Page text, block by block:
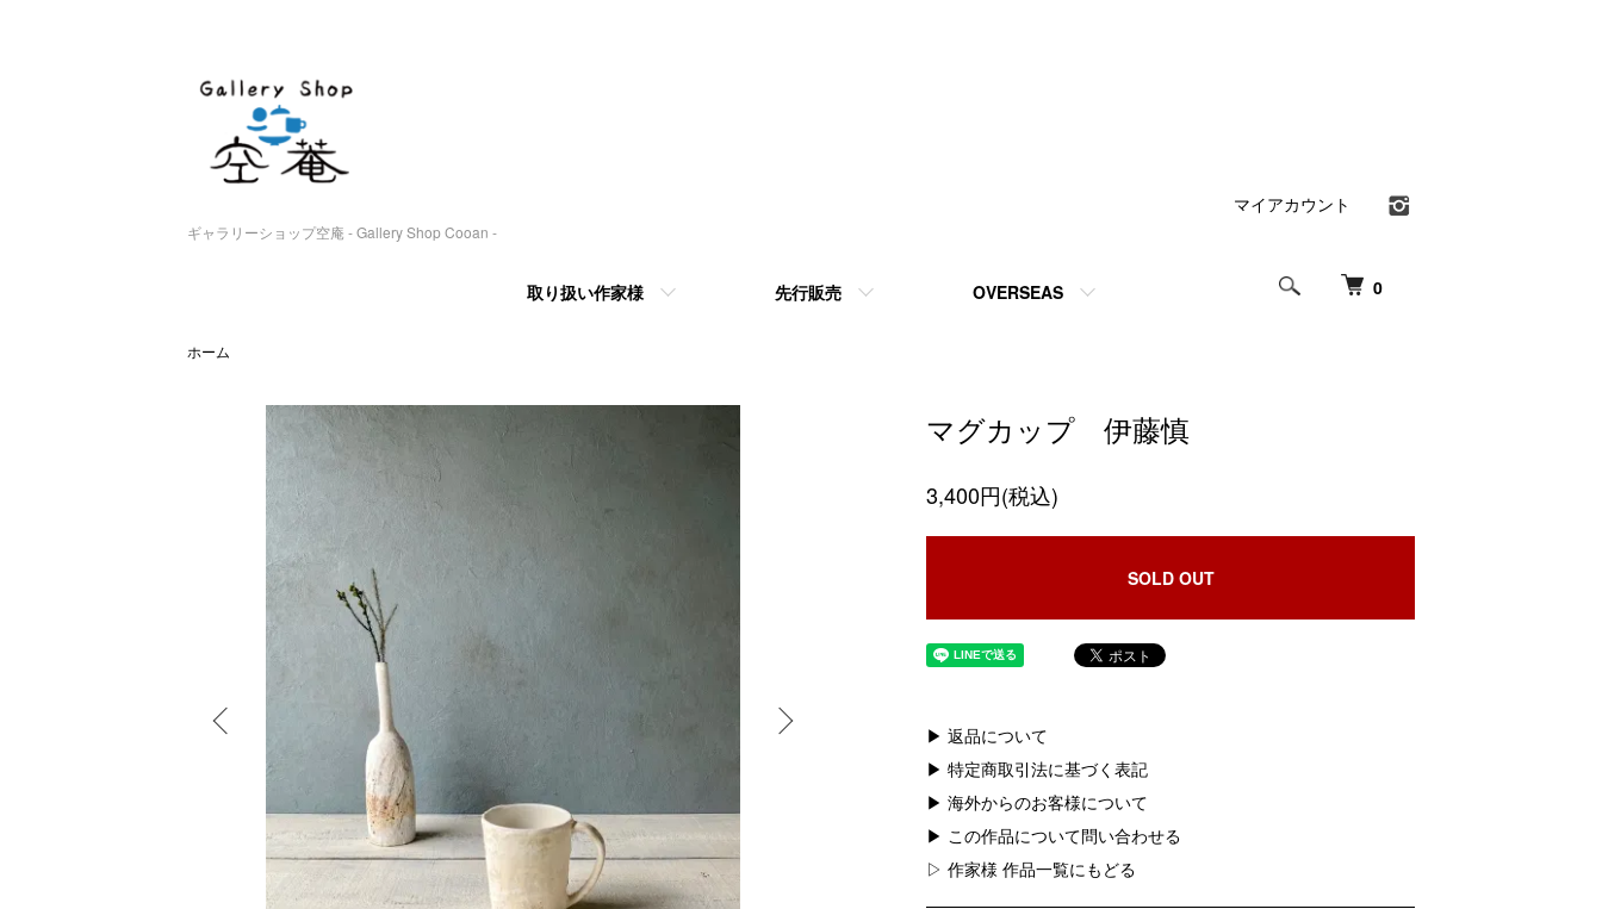
ギャラリーショップ空庵 - Gallery Shop Cooan -
0
取り扱い作家様 先行販売 OVERSEAS
マイアカウント
ホーム
マグカップ 伊藤慎
3,400円(税込)
SOLD OUT
▶ 返品について
▶ 特定商取引法に基づく表記
▶ 海外からのお客様について
▶ この作品について問い合わせる
▷ 作家様 作品一覧にもどる